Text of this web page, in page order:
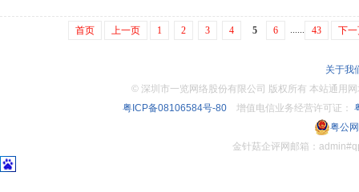
首页 上一页 1 2 3 4 5 6 43 下一
关于我
© 深圳市一览网络股份有限公司 版权所有 本站通
粤ICP备08106584号-80增值电信业务经营许可证：
粤公
金针菇企评网邮箱：